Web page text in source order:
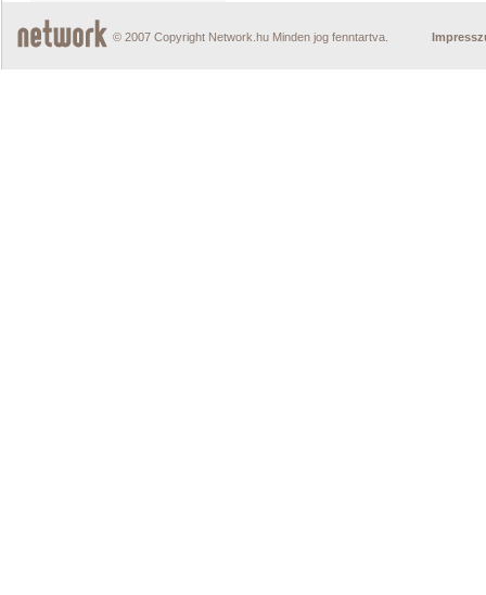
© 2007 Copyright Network.hu Minden jog fenntartva.